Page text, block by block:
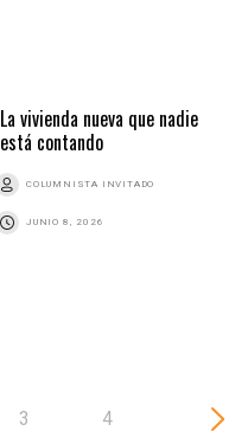
La vivienda nueva que nadie
está contando
COLUMNISTA INVITADO
JUNIO 8, 2026
3 4